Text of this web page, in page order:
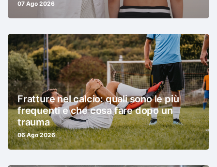
07 Ago 2026
Fratture nel calcio: quali sono le più
frequenti e che cosa fare dopo un
trauma
06 Ago 2026